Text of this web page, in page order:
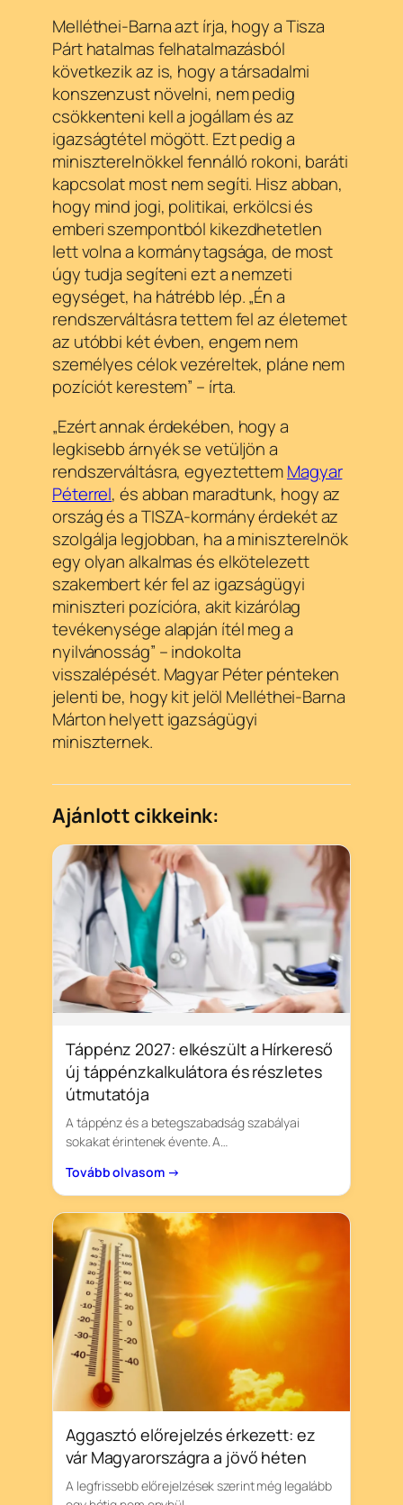
Melléthei-Barna azt írja, hogy a Tisza
Párt hatalmas felhatalmazásból
következik az is, hogy a társadalmi
konszenzust növelni, nem pedig
csökkenteni kell a jogállam és az
igazságtétel mögött. Ezt pedig a
miniszterelnökkel fennálló rokoni, baráti
kapcsolat most nem segíti. Hisz abban,
hogy mind jogi, politikai, erkölcsi és
emberi szempontból kikezdhetetlen
lett volna a kormánytagsága, de most
úgy tudja segíteni ezt a nemzeti
egységet, ha hátrébb lép. „Én a
rendszerváltásra tettem fel az életemet
az utóbbi két évben, engem nem
személyes célok vezéreltek, pláne nem
pozíciót kerestem” – írta.
„Ezért annak érdekében, hogy a
legkisebb árnyék se vetüljön a
rendszerváltásra, egyeztettemMagyar
Péterrel, és abban maradtunk, hogy az
ország és a TISZA-kormány érdekét az
szolgálja legjobban, ha a miniszterelnök
egy olyan alkalmas és elkötelezett
szakembert kér fel az igazságügyi
miniszteri pozícióra, akit kizárólag
tevékenysége alapján ítél meg a
nyilvánosság” – indokolta
visszalépését. Magyar Péter pénteken
jelenti be, hogy kit jelöl Melléthei-Barna
Márton helyett igazságügyi
miniszternek.
Ajánlott cikkeink:
Táppénz 2027: elkészült a Hírkereső
új táppénzkalkulátora és részletes
útmutatója
A táppénz és a betegszabadság szabályai
sokakat érintenek évente. A…
Tovább olvasom →
Aggasztó előrejelzés érkezett: ez
vár Magyarországra a jövő héten
A legfrissebb előrejelzések szerint még legalább